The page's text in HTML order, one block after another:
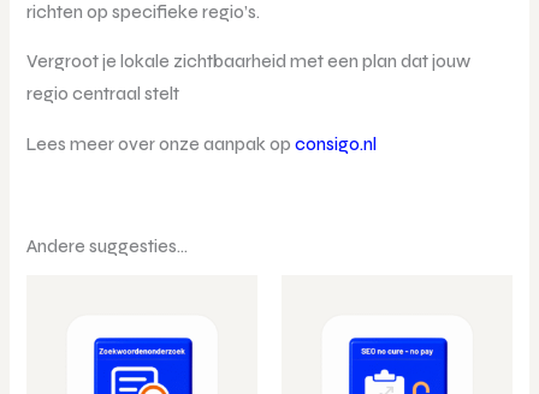
richten op specifieke regio’s.
Vergroot je lokale zichtbaarheid met een plan dat jouw
regio centraal stelt
Lees meer over onze aanpak opconsigo.nl
Andere suggesties…